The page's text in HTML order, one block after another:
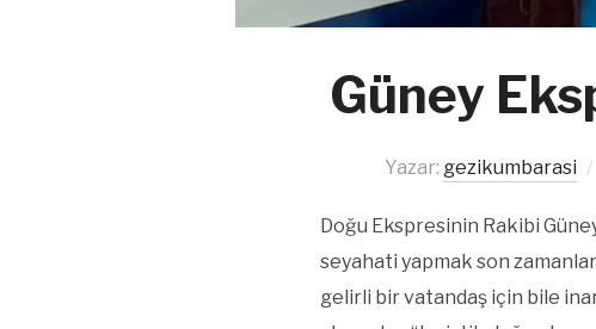
Güney
Yazar: gezikumbarasi
Doğu Ekspresinin Rakibi
seyahati yapmak son
gelirli bir vatandaş için bile